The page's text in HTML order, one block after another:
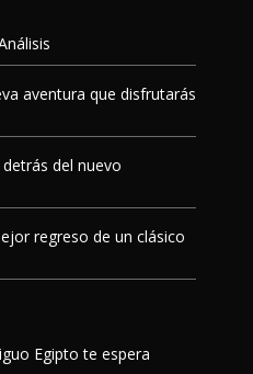
aventura que disfrutarás
del nuevo
regreso de un clásico
Egipto te espera